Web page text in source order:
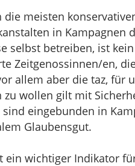
die meisten
in Kampagnen
selbst betreiben, ist
Zeitgenossinnen/en,
allem aber die taz, für
zu wollen gilt mit
sind eingebunden in
Glaubensgut.
ein wichtiger Indikator